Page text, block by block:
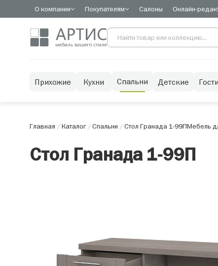
О компании Покупателям Салоны Онлайн-
Прихожие Кухни Спальни Детские
Главная /Каталог/Спальни /Стол Гранада 1-99ПМебель
Стол Гранада 1-99П